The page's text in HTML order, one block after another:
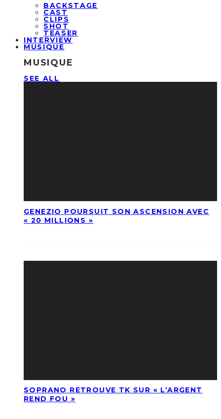
BACKSTAGE
CAST
CLIPS
SHOT
TEASER
INTERVIEW
MUSIQUE
MUSIQUE
SEE ALL
GENEZIO POURSUIT SON ASCENSION AVEC
« 20 MILLIONS »
SOPRANO RETROUVE TK SUR « L’ARGENT
REND FOU »